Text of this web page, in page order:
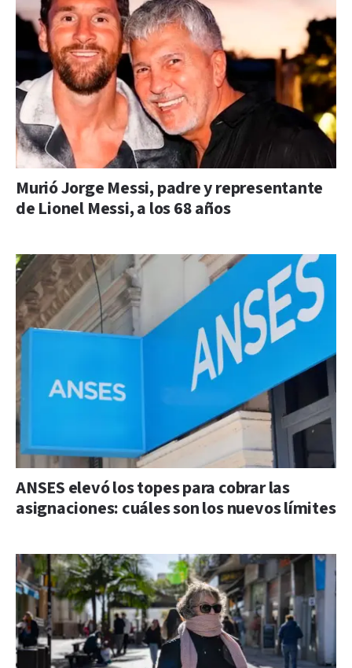
Murió Jorge Messi, padre y representante
de Lionel Messi, a los 68 años
ANSES elevó los topes para cobrar las
asignaciones: cuáles son los nuevos límites